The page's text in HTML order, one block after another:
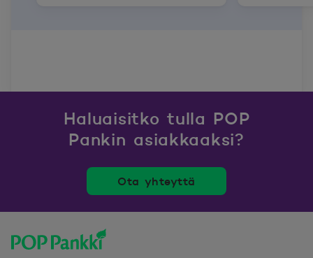
Haluaisitko tulla POP
Pankin asiakkaaksi?
Ota yhteyttä